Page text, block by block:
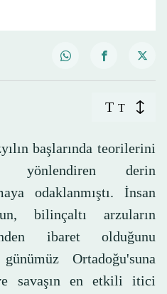
T T
başlarında teorilerini
yönlendiren derin
odaklanmıştı. İnsan
bilinçaltı arzuların
ibaret olduğunu
Ortadoğu'suna
savaşın en etkili itici